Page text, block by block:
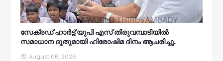
സേക്രഡ് ഹാർട്ട് യുപി എസ് തിരുവമ്പാടിയിൽ
സമാധാന ദൂതുമായി ഹിരോഷിമ ദിനം ആചരിച്ചു.
August 06, 2026